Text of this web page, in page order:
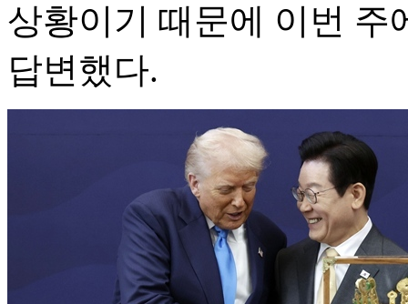
상황이기 때문에 이번 주
답변했다.